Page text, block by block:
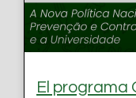
El programa